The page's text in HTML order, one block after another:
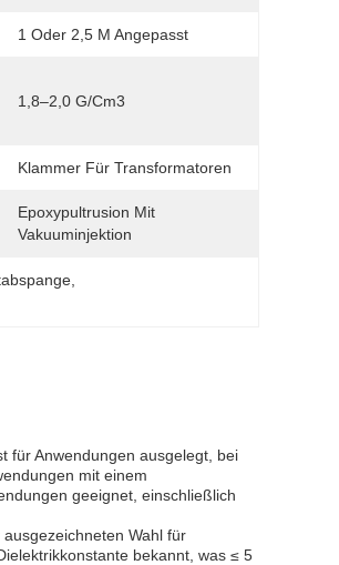
1 Oder 2,5 M Angepasst
1,8–2,0 G/cm3
Klammer Für Transformatoren
Epoxypultrusion Mit
Vakuuminjektion
für Anwendungen ausgelegt, bei
mit einem
geeignet, einschließlich
Wahl für
bekannt, was ≤ 5